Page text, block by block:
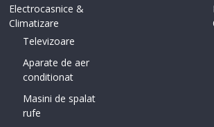
Electrocasnice &
Climatizare
Televizoare
Aparate de aer
conditionat
Masini de spalat
rufe